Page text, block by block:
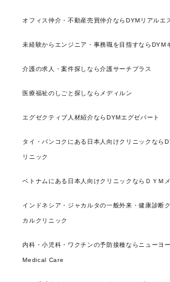
オフィス仲介・不動産売買仲介ならDYMリアルエ
未経験からエンジニア・事務職を目指すならDYM
介護の求人・案件探しなら介護サーチプラス
医療福祉のしごと探しならメディルン
エグゼクティブ人材紹介ならDYMエグゼパート
タイ・バンコクにある日本人向けクリニックなら
リニック
ベトナムにある日本人向けクリニックならＤＹＭ
インドネシア・ジャカルタの一般外来・健康診断
カルクリニック
内科・小児科・ワクチンの予防接種ならニューヨ
Medical Care